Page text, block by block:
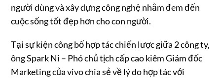
người dùng và xây dựng công nghệ nhằm đem đến
cuộc sống tốt đẹp hơn cho con người.
Tại sự kiện công bố hợp tác chiến lược giữa 2 công ty,
ông Spark Ni – Phó chủ tịch cấp cao kiêm Giám đốc
Marketing của vivo chia sẻ về lý do hợp tác với